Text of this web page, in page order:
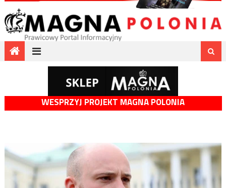
WESPRZYJ PROJEKT MAGNA POLONIA